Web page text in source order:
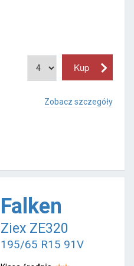
Zobacz szczegóły
Falken
Ziex ZE320
195/65 R15 91V